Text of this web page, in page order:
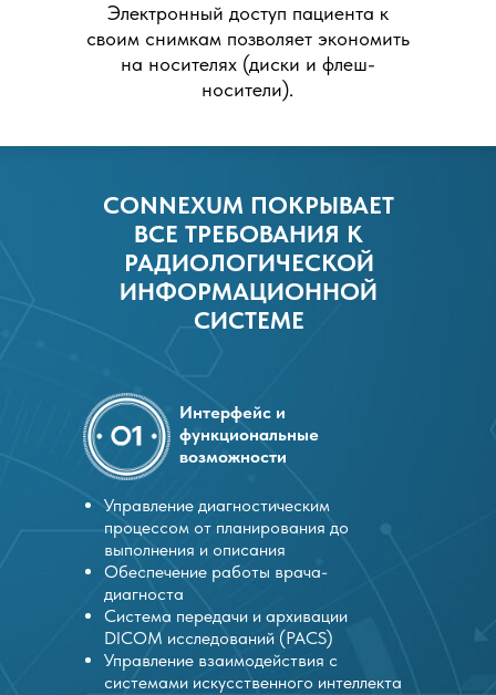
Электронный доступ пациента к
своим снимкам позволяет экономить
на носителях (диски и флеш-
носители).
СONNEXUM ПОКРЫВАЕТ
ВСЕ ТРЕБОВАНИЯ К
РАДИОЛОГИЧЕСКОЙ
ИНФОРМАЦИОННОЙ
СИСТЕМЕ
Интерфейс и
функциональные
возможности
Управление диагностическим
процессом от планирования до
выполнения и описания
Обеспечение работы врача-
диагноста
Система передачи и архивации
DICOM исследований (PACS)
Управление взаимодействия с
системами искусственного интеллекта